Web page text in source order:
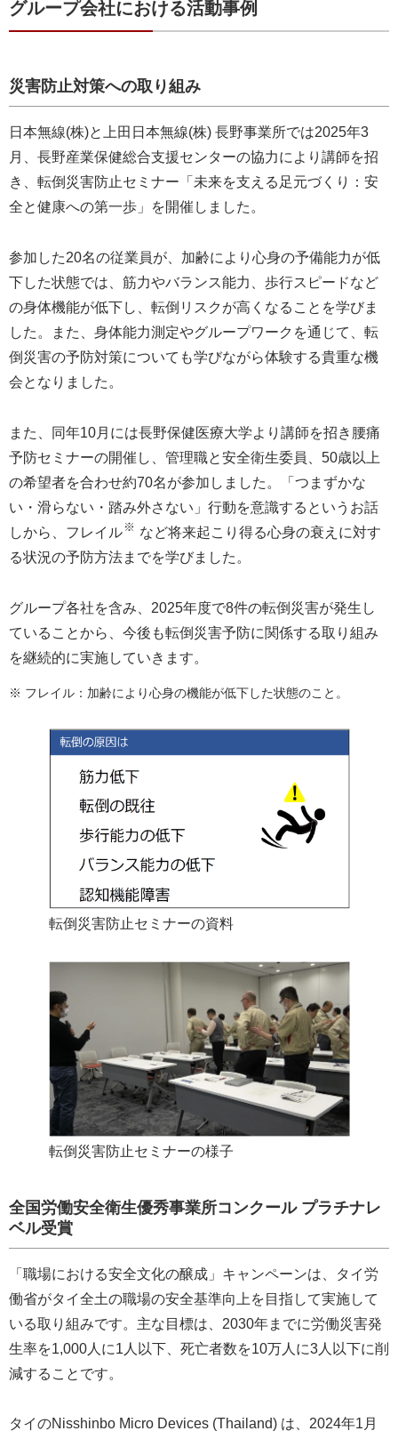
グループ会社における活動事例
災害防止対策への取り組み
日本無線(株)と上田日本無線(株) 長野事業所では2025年3
月、長野産業保健総合支援センターの協力により講師を招
き、転倒災害防止セミナー「未来を支える足元づくり：安
全と健康への第一歩」を開催しました。
参加した20名の従業員が、加齢により心身の予備能力が低
下した状態では、筋力やバランス能力、歩行スピードなど
の身体機能が低下し、転倒リスクが高くなることを学びま
した。また、身体能力測定やグループワークを通じて、転
倒災害の予防対策についても学びながら体験する貴重な機
会となりました。
また、同年10月には長野保健医療大学より講師を招き腰痛
予防セミナーの開催し、管理職と安全衛生委員、50歳以上
の希望者を合わせ約70名が参加しました。「つまずかな
い・滑らない・踏み外さない」行動を意識するというお話
しから、フレイル ※ など将来起こり得る心身の衰えに対す
る状況の予防方法までを学びました。
グループ各社を含み、2025年度で8件の転倒災害が発生し
ていることから、今後も転倒災害予防に関係する取り組み
を継続的に実施していきます。
※ フレイル：加齢により心身の機能が低下した状態のこと。
転倒災害防止セミナーの資料
転倒災害防止セミナーの様子
全国労働安全衛生優秀事業所コンクール プラチナレ
ベル受賞
「職場における安全文化の醸成」キャンペーンは、タイ労
働省がタイ全土の職場の安全基準向上を目指して実施して
いる取り組みです。主な目標は、2030年までに労働災害発
生率を1,000人に1人以下、死亡者数を10万人に3人以下に削
減することです。
タイのNisshinbo Micro Devices (Thailand) は、2024年1月